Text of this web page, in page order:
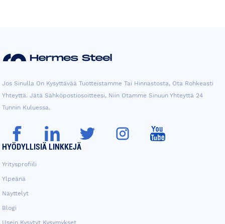
Jos Sinulla On Kysyttävää Tuotteistamme Tai Hinnastosta, Ota Rohkeasti
Yhteyttä. Jätä Sähköpostiosoitteesi, Niin Otamme Sinuun Yhteyttä 24
Tunnin Kuluessa.
HYÖDYLLISIÄ LINKKEJÄ
Yritysprofiili
Ylpeänä
Näyttelyt
Blogi
Usein Kysytyt Kysymykset